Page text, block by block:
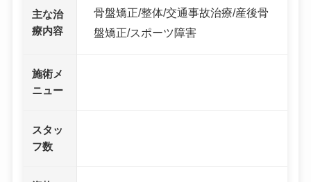
主な治
療内容
骨盤矯正/整体/交通事故治療/産後骨
盤矯正/スポーツ障害
施術メ
ニュー
スタッ
フ数